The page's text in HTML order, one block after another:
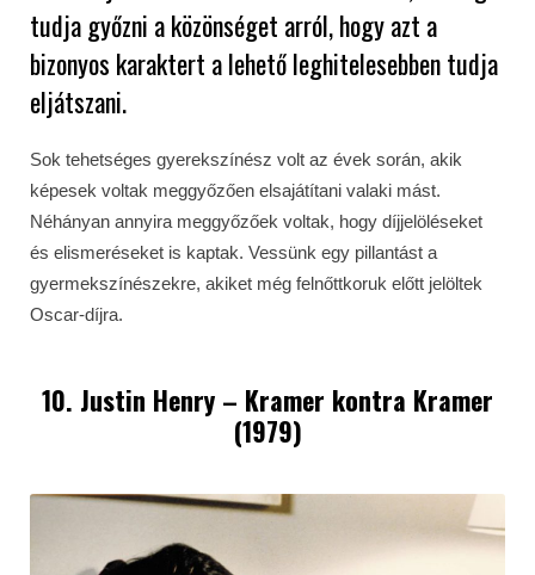
tudja győzni a közönséget arról, hogy azt a
bizonyos karaktert a lehető leghitelesebben tudja
eljátszani.
Sok tehetséges gyerekszínész volt az évek során, akik
képesek voltak meggyőzően elsajátítani valaki mást.
Néhányan annyira meggyőzőek voltak, hogy díjjelöléseket
és elismeréseket is kaptak. Vessünk egy pillantást a
gyermekszínészekre, akiket még felnőttkoruk előtt jelöltek
Oscar-díjra.
10. Justin Henry – Kramer kontra Kramer
(1979)